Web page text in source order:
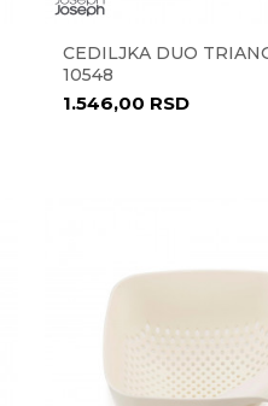
CEDILJKA DUO
10548
1.546,00 RSD